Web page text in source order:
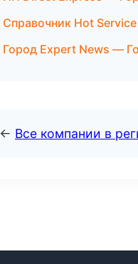
Справочник Hot
Город Expert News —
← Все компании в